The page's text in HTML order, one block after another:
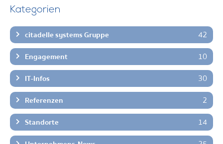
Kategorien
citadelle systems Gruppe 42
Engagement 10
IT-Infos 30
Referenzen 2
Standorte 14